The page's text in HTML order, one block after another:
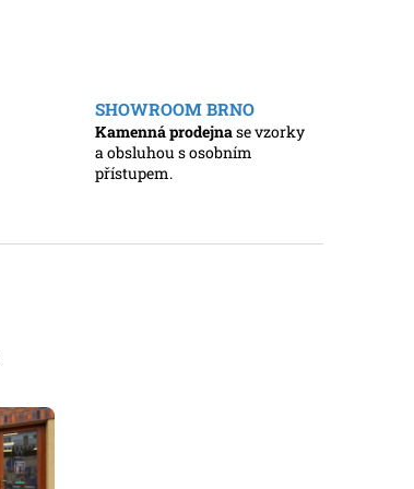
SHOWROOM BRNO
Kamenná prodejnase vzorky
a obsluhou s osobním
přístupem.